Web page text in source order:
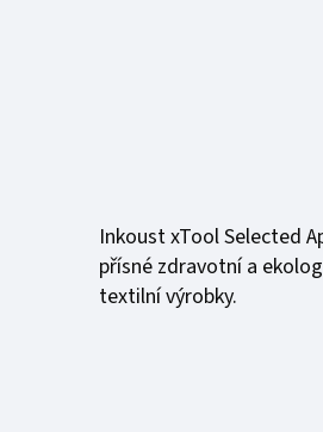
Inkoust xTool Selected
přísné zdravotní a
textilní výrobky.